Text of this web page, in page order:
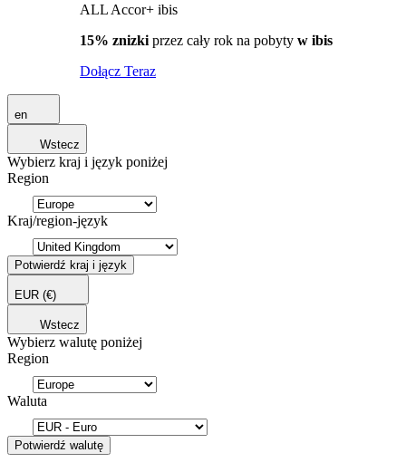
ALL Accor+ ibis
15% znizki przez cały rok na pobyty w ibis
Dołącz Teraz
en
Wstecz
Wybierz kraj i język poniżej
Region
Kraj/region-język
Potwierdź kraj i język
EUR (€)
Wstecz
Wybierz walutę poniżej
Region
Waluta
Potwierdź walutę